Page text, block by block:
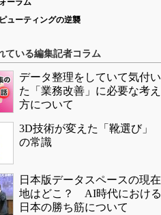
ーラム
ューティングの逆襲
ている編集記者コラム
データ整理をしていて気付い
た「業務改善」に必要な考え
方について
3D技術が変えた「靴選び」
の常識
日本版データスペースの現在
地はどこ？ AI時代における
日本の勝ち筋について